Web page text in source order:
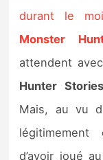
Autres
Previews
durant le
Monster
attendent
Hunter
Mais, au vu
légitimement
d’avoir joué